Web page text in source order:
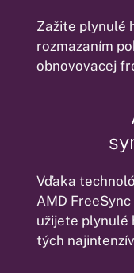
Zažite plynulé
rozmazaním
obnovovacej
Vďaka
AMD FreeSync
užijete plynulé
tých